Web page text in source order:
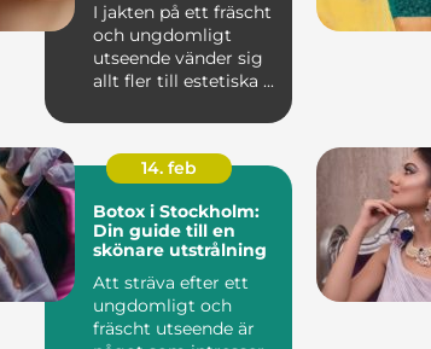
I jakten på ett fräscht
och ungdomligt
utseende vänder sig
allt fler till estetiska ...
14. feb
Botox i Stockholm:
Din guide till en
skönare utstrålning
Att sträva efter ett
ungdomligt och
fräscht utseende är